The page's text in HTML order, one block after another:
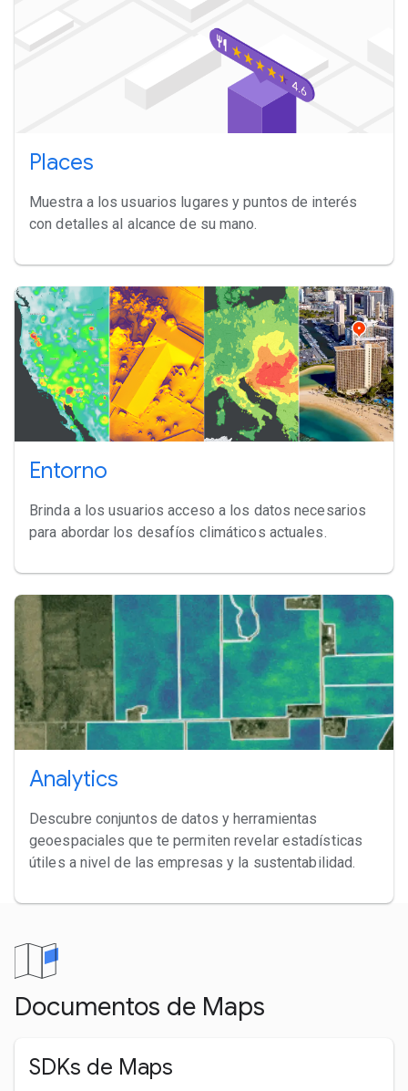
Places
Muestra a los usuarios lugares y puntos de interés
con detalles al alcance de su mano.
Entorno
Brinda a los usuarios acceso a los datos necesarios
para abordar los desafíos climáticos actuales.
Analytics
Descubre conjuntos de datos y herramientas
geoespaciales que te permiten revelar estadísticas
útiles a nivel de las empresas y la sustentabilidad.
Documentos de Maps
SDKs de Maps